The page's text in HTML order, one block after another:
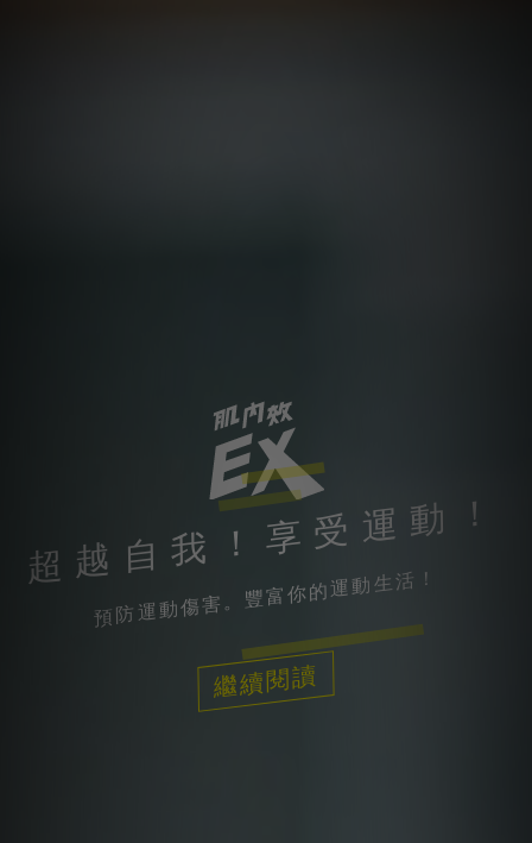
超越自我！享受運動！
預防運動傷害。豐富你的運動生活！
繼續閱讀